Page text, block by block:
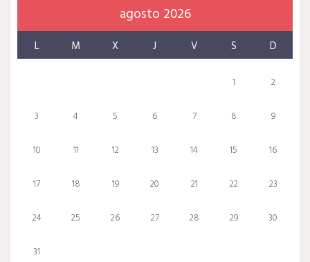
agosto 2026
L M X J V S D
1 2
3 4 5 6 7 8 9
10 11 12 13 14 15 16
17 18 19 20 21 22 23
24 25 26 27 28 29 30
31